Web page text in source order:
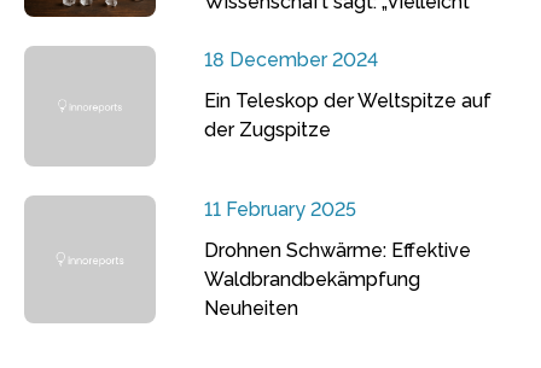
18 December 2024
Ein Teleskop der Weltspitze auf
der Zugspitze
11 February 2025
Drohnen Schwärme: Effektive
Waldbrandbekämpfung
Neuheiten